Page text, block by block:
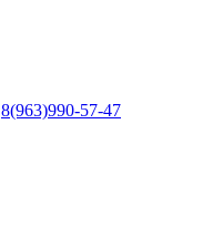
8(963)990-57-47